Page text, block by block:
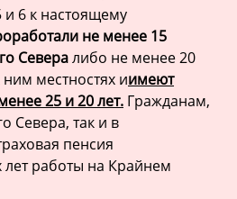
6 к настоящему
не менее 15
Севералибо не менее 20
местностях иимеют
25 и 20 лет. Гражданам,
Севера, так и в
пенсия
лет работы на Крайнем